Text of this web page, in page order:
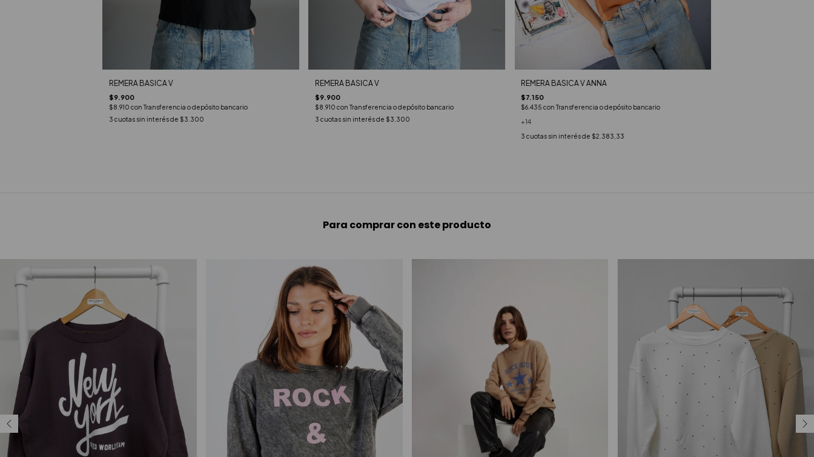
REMERA BASICA V
$9.900
$8.910 con Transferencia o depósito bancario
3 cuotas sin interés de $3.300
REMERA BASICA V
$9.900
$8.910 con Transferencia o depósito bancario
3 cuotas sin interés de $3.300
REMERA BASICA V ANNA
$7.150
$6.435 con Transferencia o depósito bancario
+14
3 cuotas sin interés de $2.383,33
Para comprar con este producto